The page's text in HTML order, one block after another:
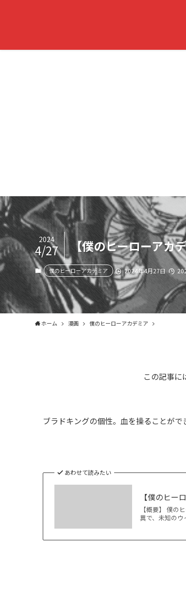
【僕のヒーローアカ
2024
4/27
僕のヒーローアカデミア 2024年4月27日
ホーム 漫画 僕のヒーローアカデミア
この記事に
ブラドキングの個性。血を操ることが
あわせて読みたい
【僕のヒー
【概要】 僕の
異で、未知の